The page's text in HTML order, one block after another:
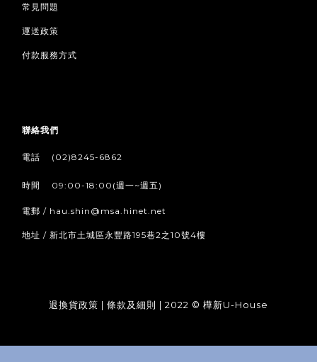
常見問題
運送政策
付款服務方式
聯絡我們
電話 (02)8245-6862
時間 09:00-18:00(週一~週五)
電郵 / hau.shin@msa.hinet.net
地址 / 新北市土城區永豐路195巷2之10號4樓
退換貨政策 | 條款及細則 | 2022 © 樺新U-House